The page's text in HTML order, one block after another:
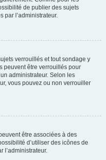
de publier des sujets
par l’administrateur.
verrouillés et tout sondage y
peuvent être verrouillés pour
administrateur. Selon les
vous pouvez ou non verrouiller
être associées à des
d’utiliser des icônes de
l’administrateur.